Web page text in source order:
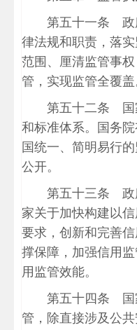
第五十一条 政
律法规和职责，落
范围、厘清监管事
管，实现监管全覆盖
第五十二条 国
和标准体系。国务
国统一、简明易行
公开。
第五十三条 政
家关于加快构建以
要求，创新和完善
撑保障，加强信用
用监管效能。
第五十四条 国
管，除直接涉及公